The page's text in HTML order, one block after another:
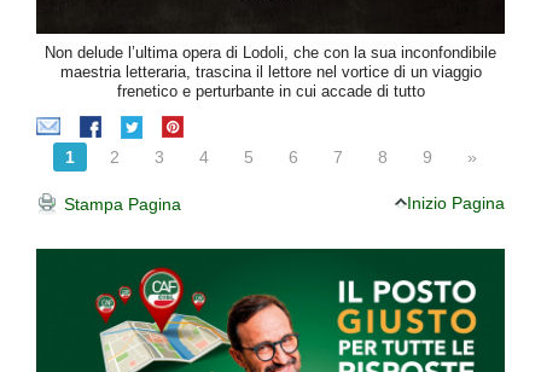
Non delude l’ultima opera di Lodoli, che con la sua inconfondibile
maestria letteraria, trascina il lettore nel vortice di un viaggio
frenetico e perturbante in cui accade di tutto
1 2 3 4 5 6 7 8 9 »
Stampa Pagina Inizio Pagina